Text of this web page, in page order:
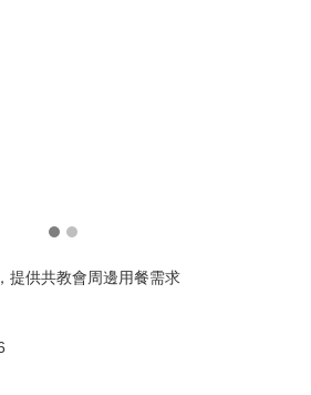
提供共教會周邊用餐需求